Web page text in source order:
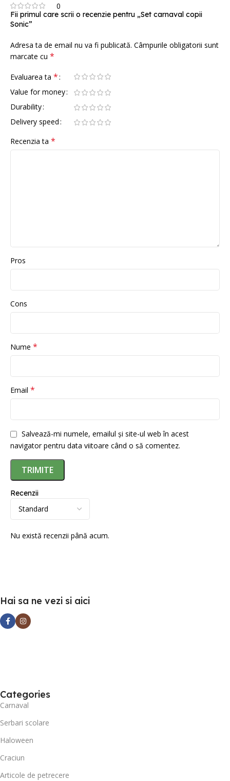
0
Recenzii
Nu există recenzii până acum.
Fii primul care scrii o recenzie pentru „Set carnaval copii
Sonic”
Adresa ta de email nu va fi publicată. Câmpurile obligatorii sunt
marcate cu *
Evaluarea ta *
Value for money
Durability
Delivery speed
Recenzia ta *
Pros
Cons
Nume *
Email *
Salvează-mi numele, emailul și site-ul web în acest
navigator pentru data viitoare când o să comentez.
Hai sa ne vezi si aici
Categories
Carnaval
Serbari scolare
Haloween
Craciun
Articole de petrecere